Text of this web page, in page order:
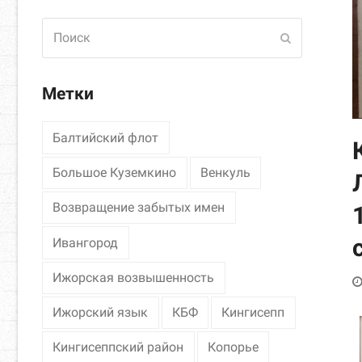
Метки
Балтийский флот
Большое Куземкино Венкуль
Возвращение забытых имен
Ивангород
Ижорская возвышенность
Ижорский язык КБФ Кингисепп
Кингисеппский район Копорье